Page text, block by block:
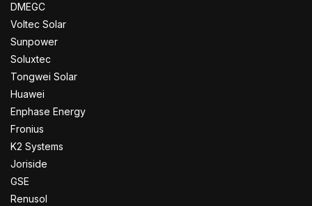
DMEGC
Voltec Solar
Sunpower
Soluxtec
Tongwei Solar
Huawei
Enphase Energy
Fronius
K2 Systems
Joriside
GSE
Renusol